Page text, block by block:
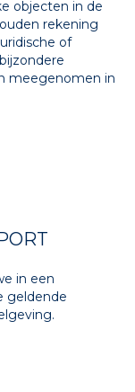
objecten in de
rekening
of
meegenomen in
in een
geldende